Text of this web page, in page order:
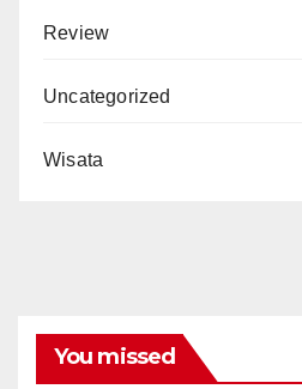
Review
Uncategorized
Wisata
You missed